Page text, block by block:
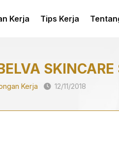
Kerja Tips Kerja
Kerja 12/11/2018